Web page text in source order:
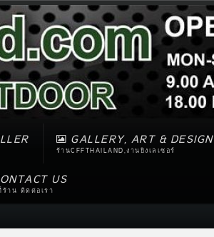
GALLERY, ART & DESIGN
ร้านCFFTHAILAND,งานยิงเลเซอร์
US
ร้าน ติดต่อเรา